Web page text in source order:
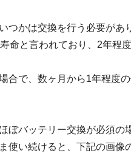
つかは交換を行う必要があ
命と言われており、2年程
合で、数ヶ月から1年程度
ぼバッテリー交換が必須の
使い続けると、下記の画像